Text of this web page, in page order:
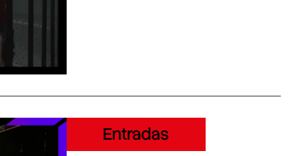
Entradas